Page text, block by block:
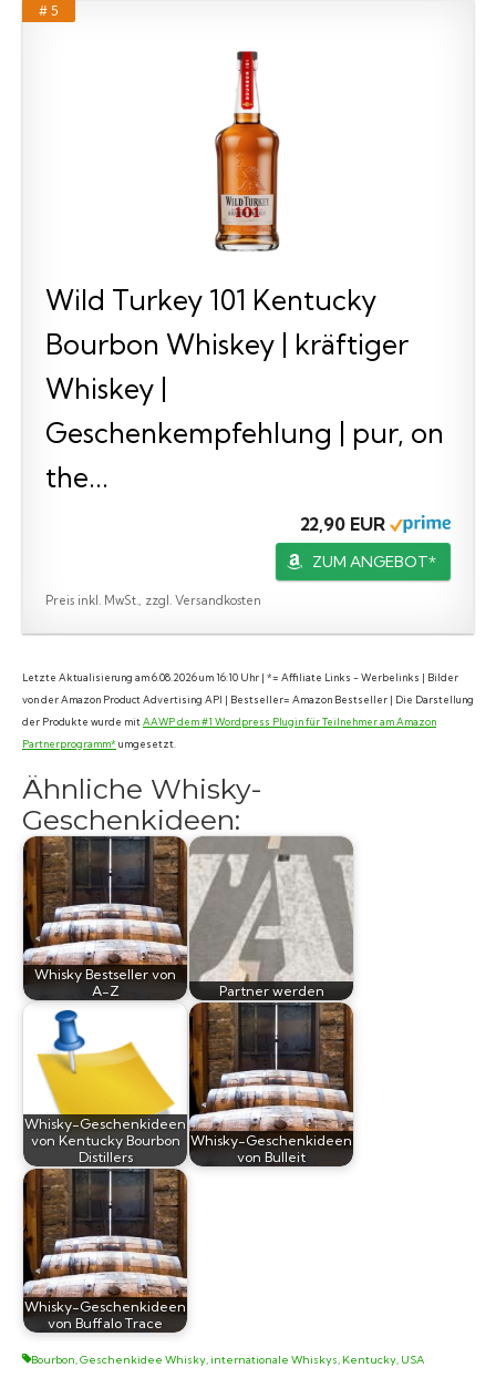
# 5
Wild Turkey 101 Kentucky
Bourbon Whiskey | kräftiger
Whiskey |
Geschenkempfehlung | pur, on
the...
22,90 EUR
ZUM ANGEBOT*
Preis inkl. MwSt., zzgl. Versandkosten
Letzte Aktualisierung am 6.08.2026 um 16:10 Uhr | *= Affiliate Links - Werbelinks | Bilder
von der Amazon Product Advertising API | Bestseller= Amazon Bestseller | Die Darstellung
der Produkte wurde mitAAWP dem #1 Wordpress Plugin für Teilnehmer am Amazon
Partnerprogramm*umgesetzt.
Ähnliche Whisky-
Geschenkideen:
Whisky Bestseller von
A-Z
Partner werden
Whisky-Geschenkideen
von Kentucky Bourbon
Distillers
Whisky-Geschenkideen
von Bulleit
Whisky-Geschenkideen
von Buffalo Trace
Bourbon,Geschenkidee Whisky,internationale Whiskys, Kentucky, USA